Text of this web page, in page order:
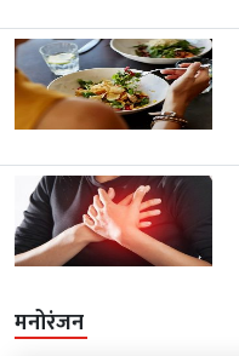
मनोरंजन